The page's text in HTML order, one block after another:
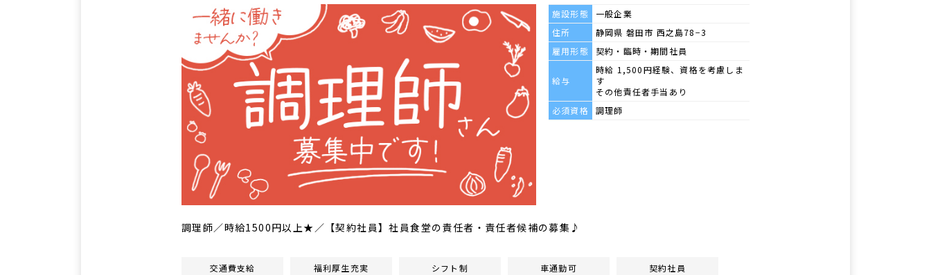
施設形態
一般企業
住所
静岡県 磐田市 西之島78−3
雇用形態
契約・臨時・期間社員
給与
時給 1,500円経験、資格を考慮しま
す
その他責任者手当あり
必須資格
調理師
調理師／時給1500円以上★／【契約社員】社員食堂の責任者・責任者候補の募集♪
交通費支給 福利厚生充実 シフト制 車通勤可 契約社員